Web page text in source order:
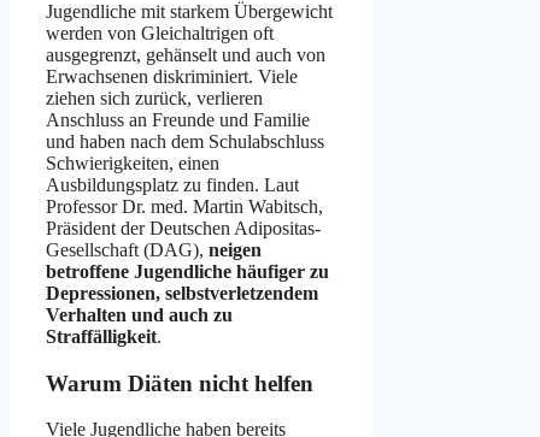
Jugendliche mit starkem Übergewicht
werden von Gleichaltrigen oft
ausgegrenzt, gehänselt und auch von
Erwachsenen diskriminiert. Viele
ziehen sich zurück, verlieren
Anschluss an Freunde und Familie
und haben nach dem Schulabschluss
Schwierigkeiten, einen
Ausbildungsplatz zu finden. Laut
Professor Dr. med. Martin Wabitsch,
Präsident der Deutschen Adipositas-
Gesellschaft (DAG), neigen
betroffene Jugendliche häufiger zu
Depressionen, selbstverletzendem
Verhalten und auch zu
Straffälligkeit.
Warum Diäten nicht helfen
Viele Jugendliche haben bereits